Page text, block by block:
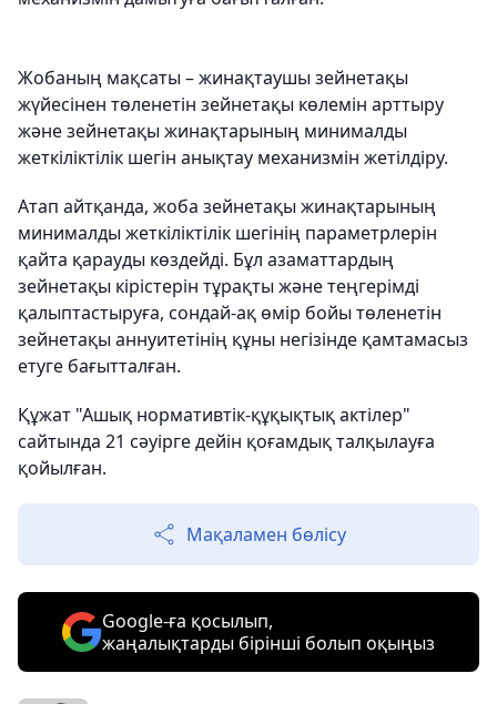
Жобаның мақсаты – жинақтаушы зейнетақы
жүйесінен төленетін зейнетақы көлемін арттыру
және зейнетақы жинақтарының минималды
жеткіліктілік шегін анықтау механизмін жетілдіру.
Атап айтқанда, жоба зейнетақы жинақтарының
минималды жеткіліктілік шегінің параметрлерін
қайта қарауды көздейді. Бұл азаматтардың
зейнетақы кірістерін тұрақты және теңгерімді
қалыптастыруға, сондай-ақ өмір бойы төленетін
зейнетақы аннуитетінің құны негізінде қамтамасыз
етуге бағытталған.
Құжат "Ашық нормативтік-құқықтық актілер"
сайтында 21 сәуірге дейін қоғамдық талқылауға
қойылған.
Мақаламен бөлісу
Google-ға қосылып,
жаңалықтарды бірінші болып оқыңыз